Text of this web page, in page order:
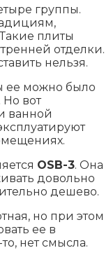
группы.
плиты
отделки.
нельзя.
ее можно было
вот
ванной
OSB-3. Она
довольно
дешево.
но при этом
ее в
нет смысла.